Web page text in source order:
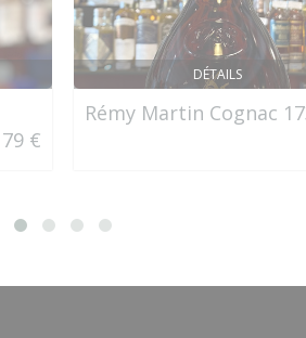
79 €
DÉTAILS
Rémy Martin Cognac